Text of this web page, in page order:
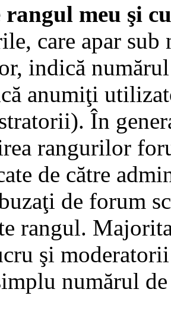
rangul meu şi
care apar sub
indică numărul
anumiţi
În
rangurilor
de către
de forum
rangul.
şi
numărul de